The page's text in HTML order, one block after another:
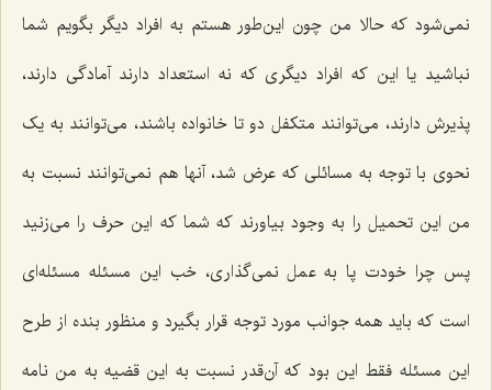
نمی‌شود که حالا من چون این‌طور هستم به افراد دیگر بگویم شما
نباشید یا این که افراد دیگری که نه استعداد دارند آمادگی دارند،
پذیرش دارند، می‌توانند متکفل دو تا خانواده باشند، می‌توانند به یک
نحوی با توجه به مسائلی که عرض شد، آنها هم نمی‌توانند نسبت به
من این تحمیل را به وجود بیاورند که شما که این حرف را می‌زنید
پس چرا خودت پا به عمل نمی‌گذاری، خب این مسئله مسئله‌ای
است که باید همه جوانب مورد توجه قرار بگیرد و منظور بنده از طرح
این مسئله فقط این بود که آن‌قدر نسبت به این قضیه به من نامه